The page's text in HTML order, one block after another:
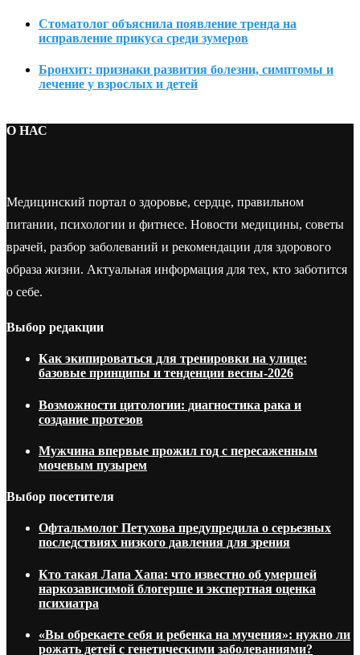
Стоматолог объяснила появление тренда на
исправление прикуса среди зумеров
Бронхит: признаки развития болезни, симптомы и
лечение у взрослых и детей
О НАС
Медицинский портал о здоровье, сердце, правильном
питании, психологии и фитнесе. Новости медицины, советы
врачей, разбор заболеваний и рекомендации для здорового
образа жизни. Актуальная информация для тех, кто заботится
о себе.
Выбор редакции
Как экипироваться для тренировки на улице:
базовые принципы и тенденции весны-2026
Возможности цитологии: диагностика рака и
создание протезов
Мужчина впервые прожил год с пересаженным
мочевым пузырем
Выбор посетителя
Офтальмолог Петухова предупредила о серьезных
последствиях низкого давления для зрения
Кто такая Лапа Хапа: что известно об умершей
наркозависимой блогерше и экспертная оценка
психиатра
«Вы обрекаете себя и ребенка на мучения»: нужно ли
рожать детей с генетическими заболеваниями?